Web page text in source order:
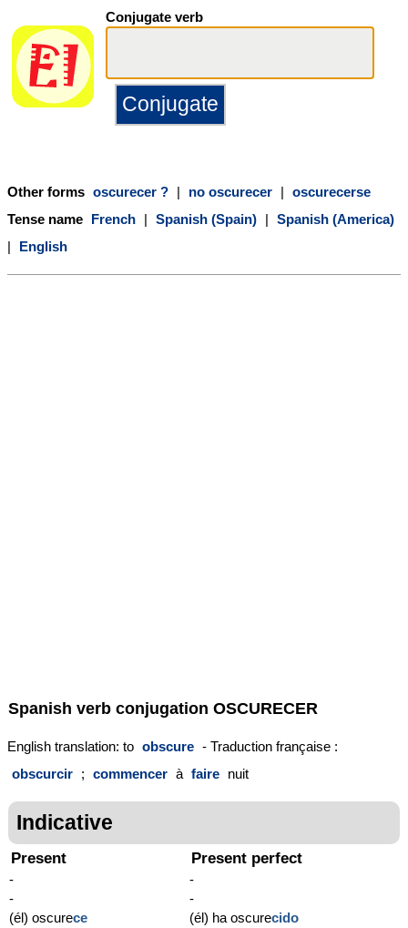
Conjugate verb
Other forms oscurecer ? | no oscurecer | oscurecerse
Tense name French | Spanish (Spain) | Spanish (America)
|
English
Spanish verb conjugation OSCURECER
English translation: to obscure - Traduction française :
obscurcir ; commencer à faire nuit
Indicative
Present
-
-
(él) oscurece
Present perfect
-
-
(él) ha oscurecido